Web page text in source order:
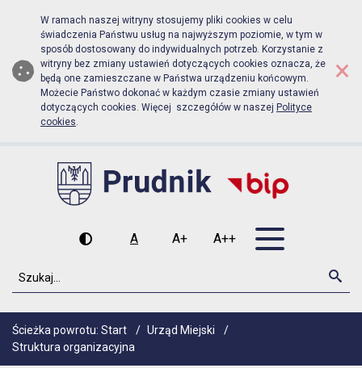
Biuletyn Informacji Publicznej
Przejdź do menu głównego
Przejdź do głównej zawartości
W ramach naszej witryny stosujemy pliki cookies w celu
świadczenia Państwu usług na najwyższym poziomie, w tym w
sposób dostosowany do indywidualnych potrzeb. Korzystanie z
witryny bez zmiany ustawień dotyczących cookies oznacza, że
będą one zamieszczane w Państwa urządzeniu końcowym.
Możecie Państwo dokonać w każdym czasie zmiany ustawień
dotyczących cookies. Więcej szczegółów w naszej Polityce
cookies.
×
Wysoki kontrast
A
Czcionka domyślna
A+
Czcionka średnia
A++
Czcionka duża
Szukaj
Ścieżka powrotu: Start / Urząd Miejski
/
Struktura organizacyjna